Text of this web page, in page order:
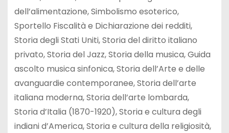
dell’alimentazione, Simbolismo esoterico,
Sportello Fiscalità e Dichiarazione dei redditi,
Storia degli Stati Uniti, Storia del diritto italiano
privato, Storia del Jazz, Storia della musica, Guida
ascolto musica sinfonica, Storia dell’Arte e delle
avanguardie contemporanee, Storia dell’arte
italiana moderna, Storia dell’arte lombarda,
Storia d’Italia (1870-1920), Storia e cultura degli
indiani d’America, Storia e cultura della religiosità,